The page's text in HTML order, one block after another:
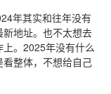
年其实和往年没有
地址。也不太想去
。2025年没有什么
整体，不想给自己